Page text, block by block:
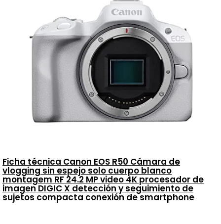
Ficha técnica Canon EOS R50 Cámara de
vlogging sin espejo solo cuerpo blanco
montagem RF 24.2 MP video 4K procesador de
imagen DIGIC X detección y seguimiento de
sujetos compacta conexión de smartphone